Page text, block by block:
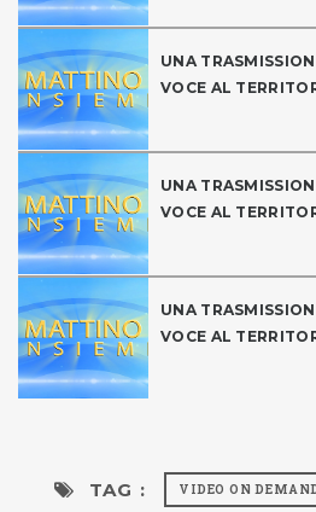
UNA
VOCE AL
UNA
VOCE AL
UNA
VOCE AL
TAG : VIDEO ON